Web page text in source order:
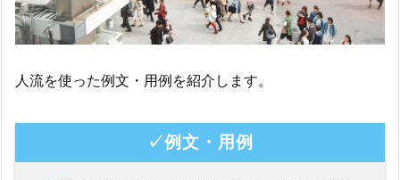
人流を使った例文・用例を紹介します。
✓例文・用例